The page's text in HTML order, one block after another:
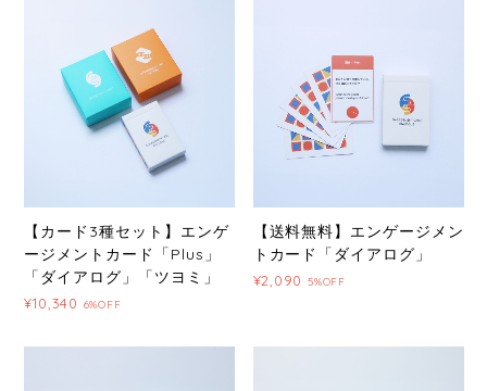
【カード3種セット】エンゲ
ージメントカード「Plus」
「ダイアログ」「ツヨミ」
¥10,340 6%OFF
【送料無料】エンゲージメン
トカード「ダイアログ」
¥2,090 5%OFF